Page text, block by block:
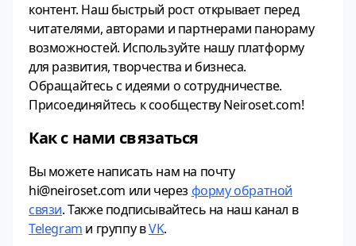
контент. Наш быстрый рост открывает перед
читателями, авторами и партнерами панораму
возможностей. Используйте нашу платформу
для развития, творчества и бизнеса.
Обращайтесь с идеями о сотрудничестве.
Присоединяйтесь к сообществу Neiroset.com!
Как с нами связаться
Вы можете написать нам на почту
hi@neiroset.com или через форму обратной
связи. Также подписывайтесь на наш канал в
Telegram и группу вVK.